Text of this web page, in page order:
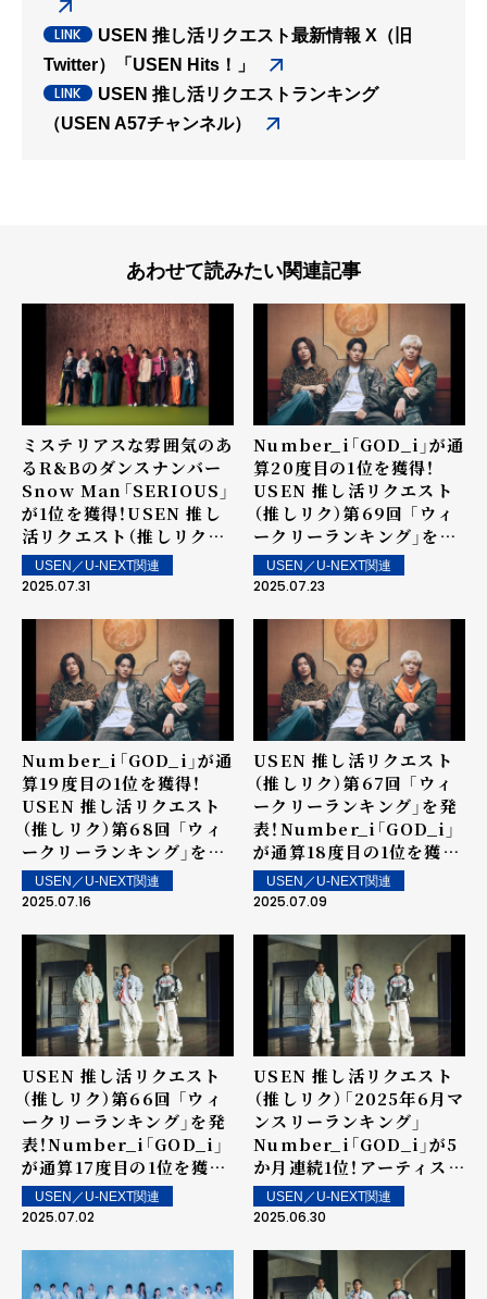
USEN 推し活リクエスト最新情報 X（旧
Twitter）「USEN Hits！」
USEN 推し活リクエストランキング
（USEN A57チャンネル）
あわせて読みたい関連記事
ミステリアスな雰囲気のあ
るR&Bのダンスナンバー
Snow Man「SERIOUS」
が1位を獲得！USEN 推し
活リクエスト（推しリク）
第70回 「ウィークリーラ
ンキング」を発表！～ 上位
内で配信！
USEN／U-NEXT関連
2025.07.31
Number_i「GOD_i」が通
算20度目の1位を獲得！
USEN 推し活リクエスト
（推しリク）第69回 「ウィ
ークリーランキング」を発
表！～ 上位ランクイン楽曲
は街中・店内で配信！
USEN／U-NEXT関連
2025.07.23
Number_i「GOD_i」が通
算19度目の1位を獲得！
USEN 推し活リクエスト
（推しリク）第68回 「ウィ
ークリーランキング」を発
表！2位にSnowman、3位
に櫻坂46！SixTONESの
位にENHYPENの
「Shine On Me」が登場
～ 上位ランクイン楽曲は
街中・店内で配信！
USEN／U-NEXT関連
2025.07.16
USEN 推し活リクエスト
（推しリク）第67回 「ウィ
ークリーランキング」を発
表！Number_i「GOD_i」
が通算18度目の1位を獲
得！2位にSnow Man、3
位に櫻坂46！～ 上位ラン
配信！
USEN／U-NEXT関連
2025.07.09
USEN 推し活リクエスト
（推しリク）第66回 「ウィ
ークリーランキング」を発
表！Number_i「GOD_i」
が通算17度目の1位を獲
得！～ 上位ランクイン楽曲
は街中・店内で配信！
USEN／U-NEXT関連
2025.07.02
USEN 推し活リクエスト
（推しリク）「2025年6月マ
ンスリーランキング」
Number_i「GOD_i」が5
か月連続1位！アーティスト
としては7か月連続の1位
を記録！
USEN／U-NEXT関連
2025.06.30